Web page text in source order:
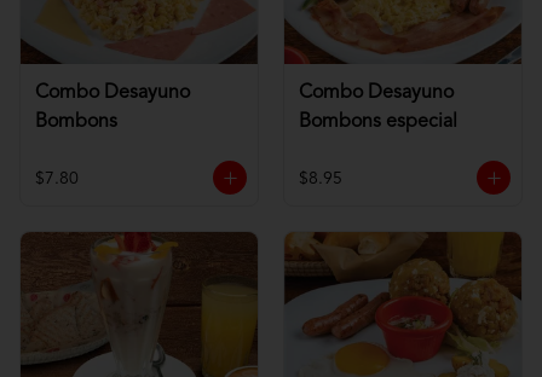
Combo Desayuno
Bombons
$7.80
Combo Desayuno
Bombons especial
$8.95